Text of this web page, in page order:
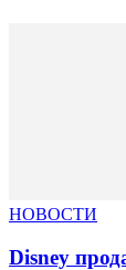
НОВОСТИ
Disney